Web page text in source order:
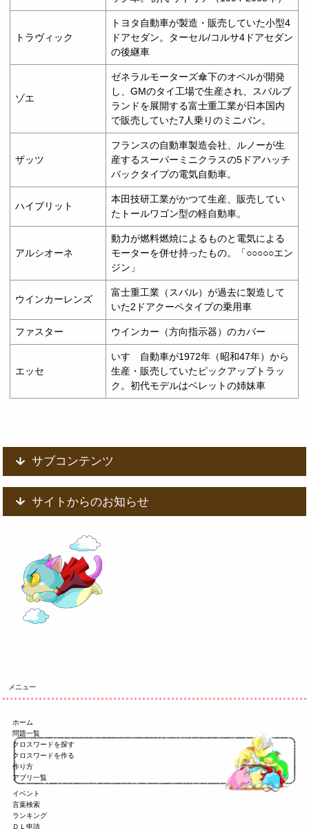
トラヴィック
トヨタ自動車が製造・販売していた小型4
ドアセダン。ターセル/コルサ4ドアセダン
の後継車
ゾエ
ゼネラルモーターズ傘下のオペルが開発
し、GMのタイ工場で生産され、スバルブ
ランドを展開する富士重工業が日本国内
で販売していた7人乗りのミニバン。
ザッツ
フランスの自動車製造会社、ルノーが生
産するスーパーミニクラスの5ドアハッチ
バックタイプの電気自動車。
ハイブリット
本田技研工業がかつて生産、販売してい
たトールワゴン型の軽自動車。
アルシオーネ
動力が燃料燃焼によるものと電気による
モーターを併せ持ったもの。「○○○○○エン
ジン」
ウインカーレンズ
富士重工業（スバル）が過去に製造して
いた2ドアクーペタイプの乗用車
ファスター ウインカー（方向指示器）のカバー
エッセ
いすゞ自動車が1972年（昭和47年）から
生産・販売していたピックアップトラッ
ク。初代モデルはベレットの姉妹車
サブコンテンツ
サイトからのお知らせ
メニュー
ホーム
問題一覧
クロスワードを探す
クロスワードを作る
作り方
アプリ一覧
イベント
言葉検索
ランキング
ＤＬ申請